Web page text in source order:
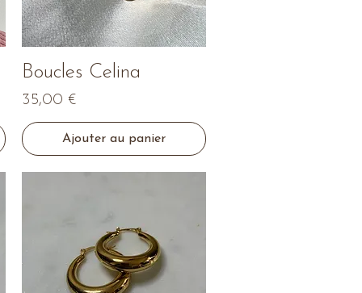
Aperçu rapide
Boucles Celina
Prix
35,00 €
Ajouter au panier